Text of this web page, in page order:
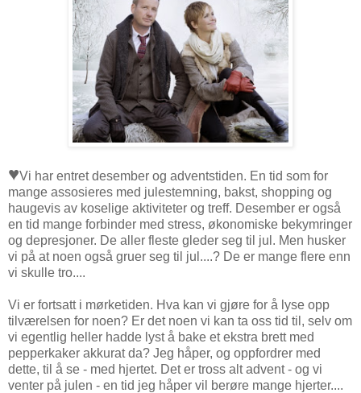
♥Vi har entret desember og adventstiden. En tid som for
mange assosieres med julestemning, bakst, shopping og
haugevis av koselige aktiviteter og treff. Desember er også
en tid mange forbinder med stress, økonomiske bekymringer
og depresjoner. De aller fleste gleder seg til jul. Men husker
vi på at noen også gruer seg til jul....? De er mange flere enn
vi skulle tro....
Vi er fortsatt i mørketiden. Hva kan vi gjøre for å lyse opp
tilværelsen for noen? Er det noen vi kan ta oss tid til, selv om
vi egentlig heller hadde lyst å bake et ekstra brett med
pepperkaker akkurat da? Jeg håper, og oppfordrer med
dette, til å se - med hjertet. Det er tross alt advent - og vi
venter på julen - en tid jeg håper vil berøre mange hjerter....